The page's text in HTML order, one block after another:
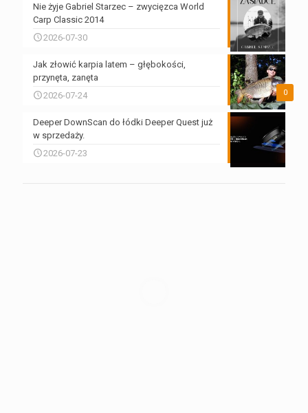
Nie żyje Gabriel Starzec – zwycięzca World
Carp Classic 2014
2026-07-30
0
Jak złowić karpia latem – głębokości,
przynęta, zanęta
2026-07-24
Deeper DownScan do łódki Deeper Quest już
w sprzedaży.
2026-07-23